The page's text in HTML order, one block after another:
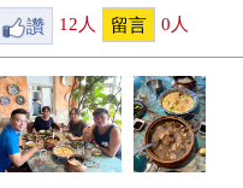
讚 12 人 留言 0 人